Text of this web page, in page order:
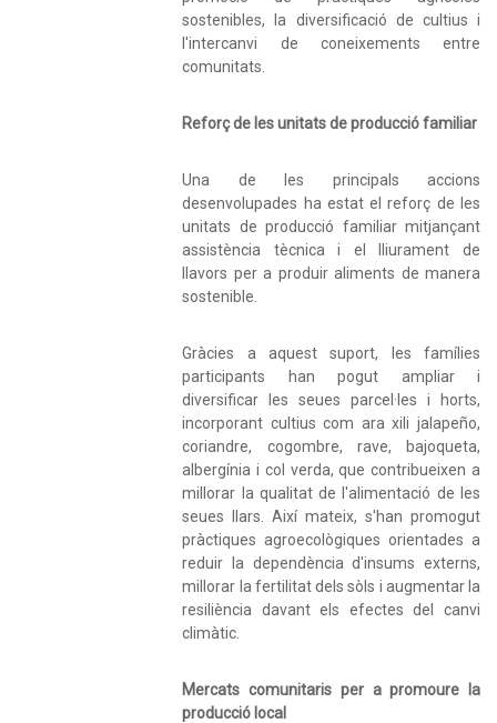
sostenibles, la diversificació de cultius i
l'intercanvi de coneixements entre
comunitats.
Reforç de les unitats de producció familiar
Una de les principals accions
desenvolupades ha estat el reforç de les
unitats de producció familiar mitjançant
assistència tècnica i el lliurament de
llavors per a produir aliments de manera
sostenible.
Gràcies a aquest suport, les famílies
participants han pogut ampliar i
diversificar les seues parcel·les i horts,
incorporant cultius com ara xili jalapeño,
coriandre, cogombre, rave, bajoqueta,
albergínia i col verda, que contribueixen a
millorar la qualitat de l'alimentació de les
seues llars. Així mateix, s'han promogut
pràctiques agroecològiques orientades a
reduir la dependència d'insums externs,
millorar la fertilitat dels sòls i augmentar la
resiliència davant els efectes del canvi
climàtic.
Mercats comunitaris per a promoure la
producció local